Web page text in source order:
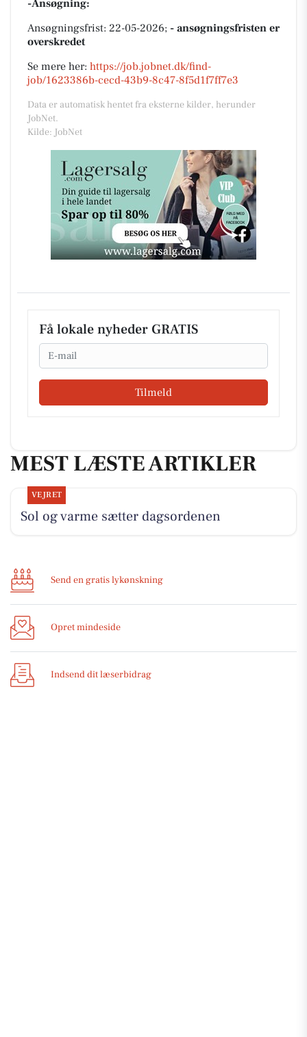
-Ansøgning:
Ansøgningsfrist: 22-05-2026; - ansøgningsfristen er
overskredet
Se mere her: https://job.jobnet.dk/find-
job/1623386b-cecd-43b9-8c47-8f5d1f7ff7e3
Data er automatisk hentet fra eksterne kilder, herunder
JobNet.
Kilde: JobNet
Få lokale nyheder GRATIS
Email
Tilmeld
MEST LÆSTE ARTIKLER
VEJRET
Sol og varme sætter dagsordenen
Send en gratis lykønskning
Opret mindeside
Indsend dit læserbidrag